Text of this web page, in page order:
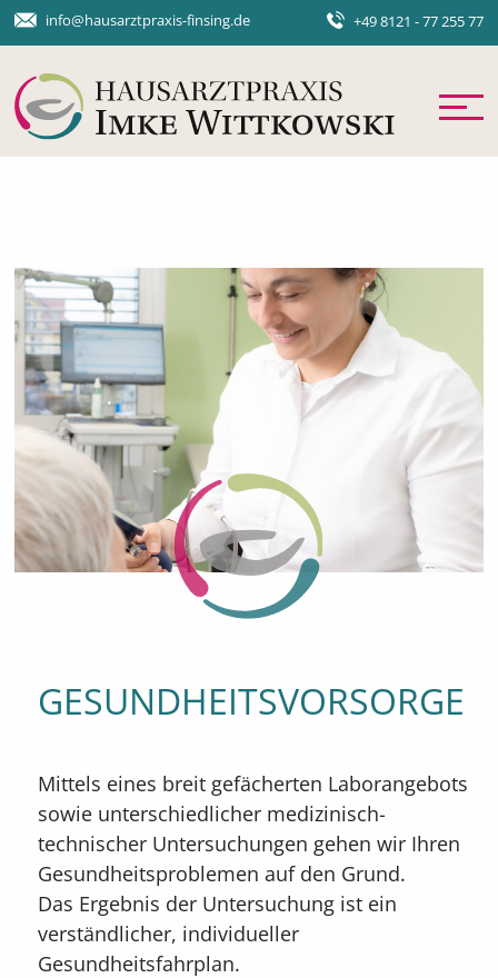
info@hausarztpraxis-finsing.de +49 8121 - 77 255 77
GESUNDHEITSVORSORGE
Mittels eines breit gefächerten Laborangebots
sowie unterschiedlicher medizinisch-
technischer Untersuchungen gehen wir Ihren
Gesundheitsproblemen auf den Grund.
Das Ergebnis der Untersuchung ist ein
verständlicher, individueller
Gesundheitsfahrplan.